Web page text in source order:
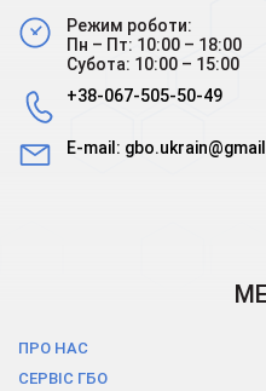
Режим роботи:
Пн – Пт: 10:00 – 18:00
Субота: 10:00 – 15:00
+38-067-505-50-49
E-mail:
ПРО НАС
СЕРВІС ГБО